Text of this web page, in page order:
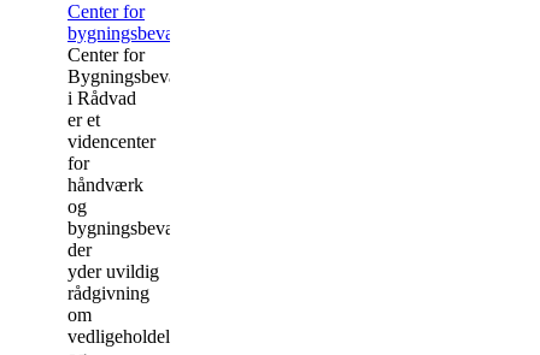
Center for
bygningsbevaring
Center for
Bygningsbevaring
i Rådvad
er et
videncenter
for
håndværk
og
bygningsbevaring,
der
yder uvildig
rådgivning
om
vedligeholdelse